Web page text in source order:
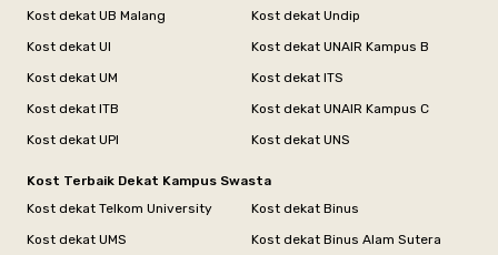
Kost dekat UB Malang
Kost dekat Undip
Kost dekat UI
Kost dekat UNAIR Kampus B
Kost dekat UM
Kost dekat ITS
Kost dekat ITB
Kost dekat UNAIR Kampus C
Kost dekat UPI
Kost dekat UNS
Kost Terbaik Dekat Kampus Swasta
Kost dekat Telkom University
Kost dekat Binus
Kost dekat UMS
Kost dekat Binus Alam Sutera